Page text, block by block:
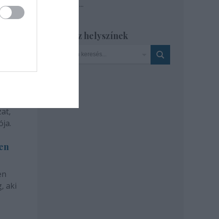
aki
...
Szinház helyszínek